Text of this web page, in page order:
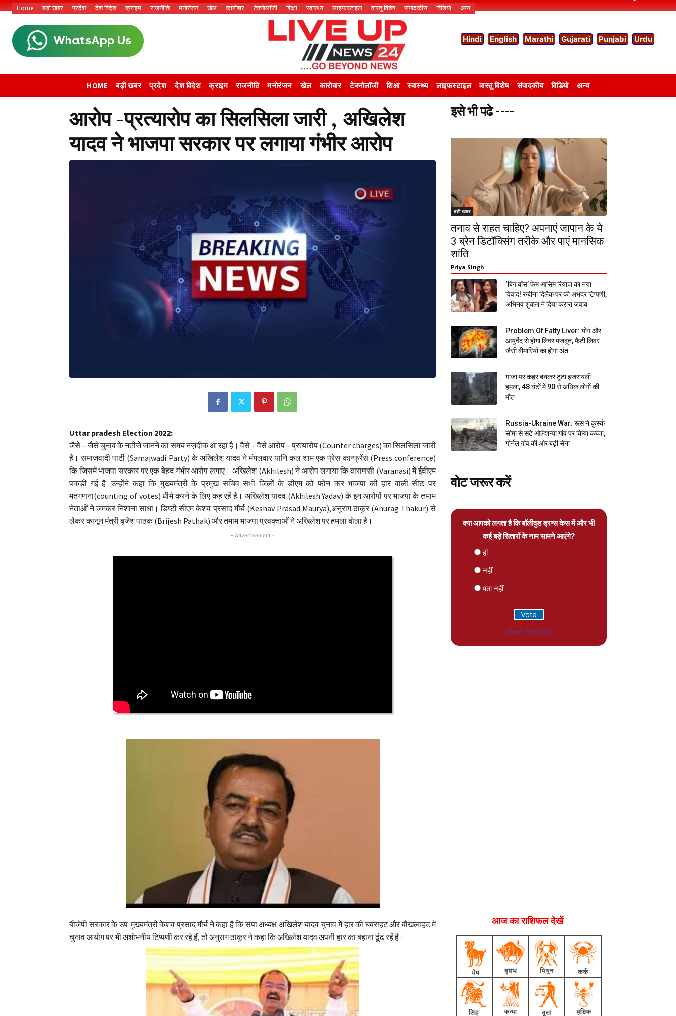
Home बड़ी खबर प्रदेश देश विदेश क्राइम राजनीति मनोरंजन खेल कारोबार टेक्नोलॉजी शिक्षा स्वास्थ्य लाइफस्टाइल वास्तु विशेष संपादकीय विडियो अन्य
Hindi English Marathi Gujarati Punjabi Urdu
HOME बड़ी खबर प्रदेश देश विदेश क्राइम राजनीति मनोरंजन खेल कारोबार टेक्नोलॉजी शिक्षा स्वास्थ्य लाइफस्टाइल वास्तु विशेष संपादकीय विडियो अन्य
आरोप -प्रत्यारोप का सिलसिला जारी , अखिलेश
यादव ने भाजपा सरकार पर लगाया गंभीर आरोप
Uttar pradesh Election 2022:
जैसे – जैसे चुनाव के नतीजे जानने का समय नज़दीक आ रहा है। वैसे – वैसे आरोप – प्रत्यारोप (Counter charges) का सिलसिला जारी
है। समाजवादी पार्टी (Samajwadi Party) के अखिलेश यादव ने मंगलवार यानि कल शाम एक प्रेस कान्फ्रेंस (Press conference)
कि जिसमें भाजपा सरकार पर एक बेहद गंभीर आरोप लगाए। अखिलेश (Akhilesh) ने आरोप लगाया कि वाराणसी (Varanasi) में ईवीएम
पकड़ी गई है।उन्होंने कहा कि मुख्यमंत्री के प्रमुख सचिव सभी जिलों के डीएम को फोन कर भाजपा की हार वाली सीट पर
मतगणना(counting of votes) धीमे करने के लिए कह रहें है। अखिलेश यादव (Akhilesh Yadav) के इन आरोपों पर भाजपा के तमाम
नेताओं ने जमकर निशाना साधा। डिप्टी सीएम केशव प्रसाद मौर्य (Keshav Prasad Maurya),अनुराग ठाकुर (Anurag Thakur) से
लेकर कानून मंत्री बृजेश पाठक (Brijesh Pathak) और तमाम भाजपा प्रवक्ताओं ने अखिलेश पर हमला बोला है।
- Advertisement -
बीजेपी सरकार के उप-मुख्यमंत्री केशव प्रसाद मौर्य ने कहा है कि सपा अध्यक्ष अखिलेश यादव चुनाव में हार की घबराहट और बौखलाहट में
चुनाव आयोग पर भी अशोभनीय टिप्पणी कर रहे हैं, तो अनुराग ठाकुर ने कहा कि अखिलेश यादव अपनी हार का बहाना ढूंढ रहें है।
इसे भी पढे ----
बड़ी खबर
तनाव से राहत चाहिए? अपनाएं जापान के ये
3 ब्रेन डिटॉक्सिंग तरीके और पाएं मानसिक
शांति
Priya Singh
‘बिग बॉस’ फेम आसिम रियाज का नया
विवाद! रुबीना दिलैक पर की अभद्र टिप्पणी,
अभिनव शुक्ला ने दिया करारा जवाब
Problem Of Fatty Liver: योग और
आयुर्वेद से होगा लिवर मजबूत, फैटी लिवर
जैसी बीमारियों का होगा अंत
गाजा पर कहर बनकर टूटा इजरायली
हमला, 48 घंटों में 90 से अधिक लोगों की
मौत
Russia-Ukraine War: रूस ने कुर्स्क
सीमा से सटे ओलेशन्या गांव पर किया कब्जा,
गोर्नल गांव की ओर बढ़ी सेना
वोट जरूर करें
क्या आपको लगता है कि बॉलीवुड ड्रग्स केस में और भी
कई बड़े सितारों के नाम सामने आएंगे?
हाँ
नहीं
पता नहीं
View Results
आज का राशिफल देखें